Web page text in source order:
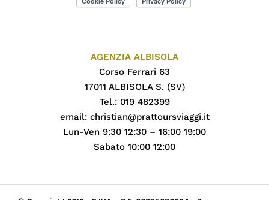
AGENZIA ALBISOLA
Corso Ferrari 63
17011 ALBISOLA S. (SV)
Tel.: 019 482399
email: christian@prattoursviaggi.it
Lun-Ven 9:30 12:30 – 16:00 19:00
Sabato 10:00 12:00